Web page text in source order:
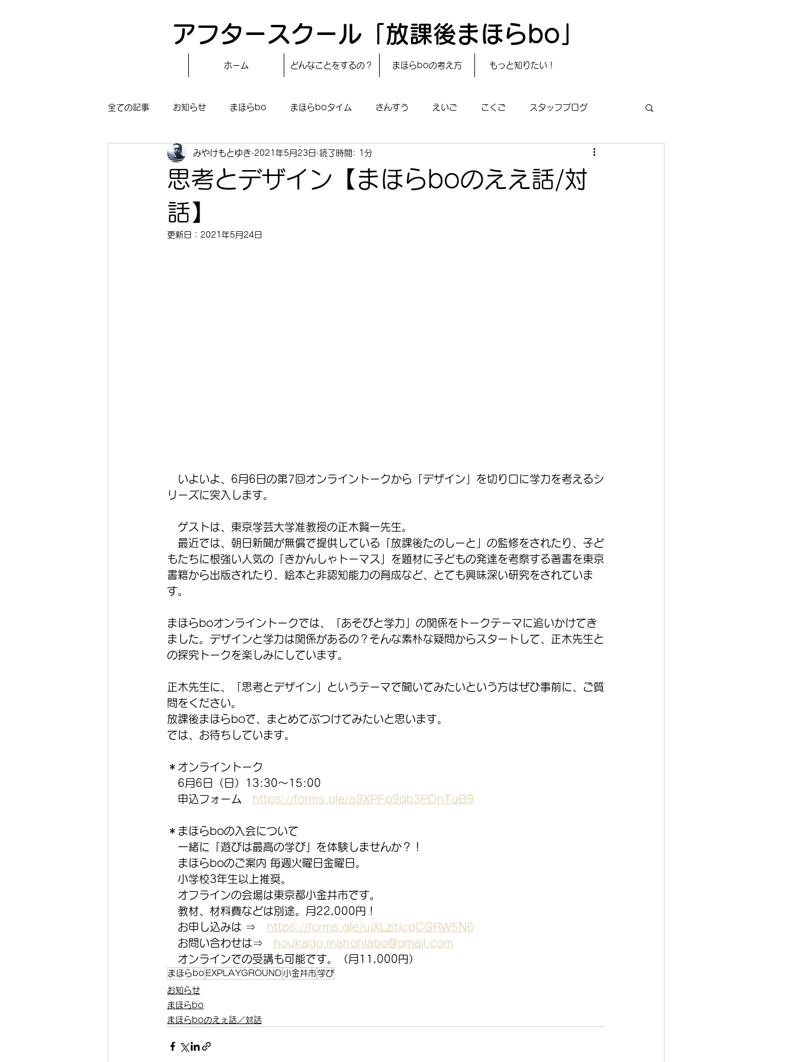
アフタースクール「放課後まほらbo」
ホーム どんなことをするの？ まほらboの考え方 もっと知りたい！
全ての記事 お知らせ まほらbo まほらboタイム さんすう えいご こくご スタッフブログ
〝自分で作る〟もぐもぐタイム レシピ 24節気 自然・宇宙
まほらboの学習／仕事
思考とデザイン【まほらboのええ話/対
話】
みやけもとゆき 2021年5月23日 読了時間: 1分
更新日： 2021年5月24日
いよいよ、6月6日の第7回オンライントークから「デザイン」を切り口に学力を考えるシ
リーズに突入します。
ゲストは、東京学芸大学准教授の正木賢一先生。
最近では、朝日新聞が無償で提供している「放課後たのしーと」の監修をされたり、子ど
もたちに根強い人気の「きかんしゃトーマス」を題材に子どもの発達を考察する著書を東京
書籍から出版されたり、絵本と非認知能力の育成など、とても興味深い研究をされていま
す。
まほらboオンライントークでは、「あそびと学力」の関係をトークテーマに追いかけてき
ました。デザインと学力は関係があるの？そんな素朴な疑問からスタートして、正木先生と
の探究トークを楽しみにしています。
正木先生に、「思考とデザイン」というテーマで聞いてみたいという方はぜひ事前に、ご質
問をください。
放課後まほらboで、まとめてぶつけてみたいと思います。
では、お待ちしています。
＊オンライントーク
6月6日（日）13:30～15:00
申込フォーム
https://forms.gle/a9XPFp9qb3PDnTuB9
＊まほらboの入会について
一緒に「遊びは最高の学び」を体験しませんか？！
まほらboのご案内 毎週火曜日金曜日。
小学校3年生以上推奨。
オフラインの会場は東京都小金井市です。
教材、材料費などは別途。月22,000円！
お申し込みは ⇒
https://forms.gle/ujXLzitjcqCGRW5N6
お問い合わせは⇒
houkago.mahohlabo@gmail.com
オンラインでの受講も可能です。（月11,000円）
まほらbo EXPLAYGROUND 小金井市 学び
お知らせ
まほらbo
まほらboのえぇ話／対話